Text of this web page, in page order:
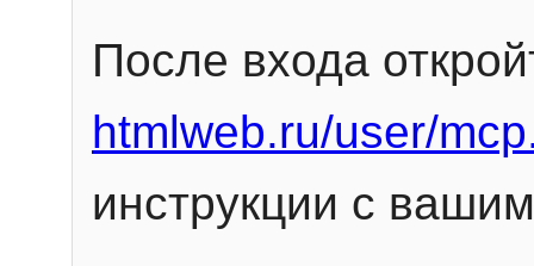
После входа
htmlweb.ru/user/
инструкции с